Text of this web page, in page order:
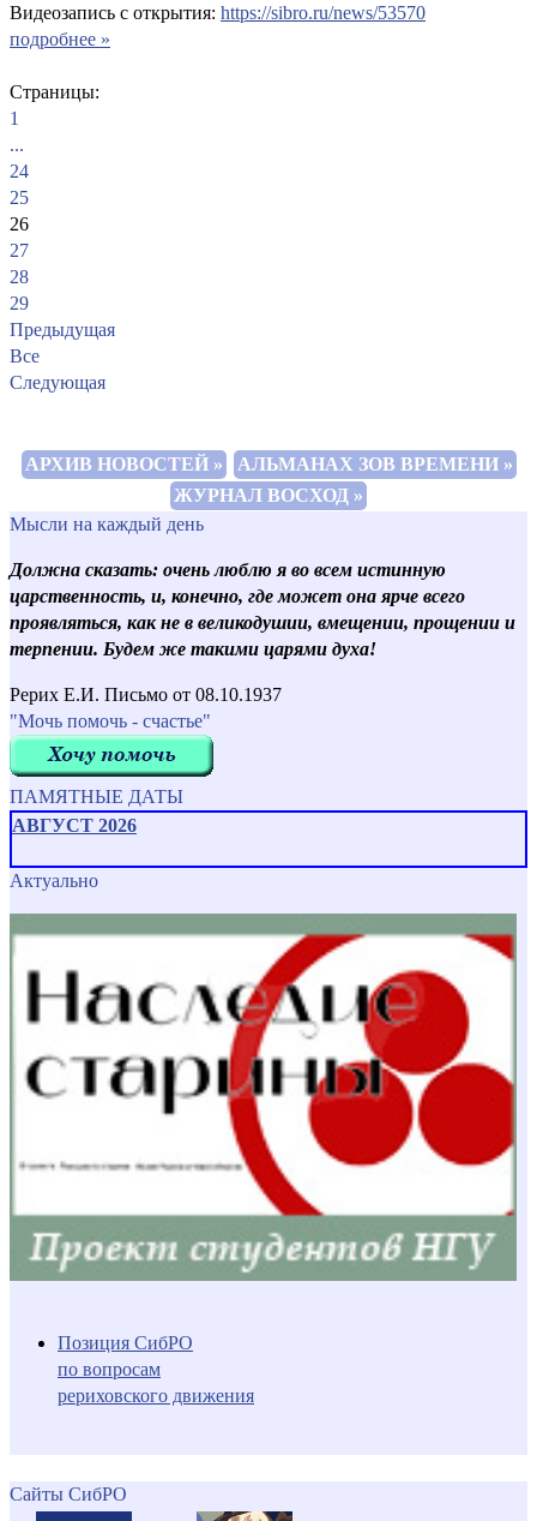
Видеозапись с открытия: https://sibro.ru/news/53570
подробнее »
Страницы:
1
...
24
25
26
27
28
29
Предыдущая
Все
Следующая
АРХИВ НОВОСТЕЙ »
АЛЬМАНАХ ЗОВ ВРЕМЕНИ »
ЖУРНАЛ ВОСХОД »
Мысли на каждый день
Должна сказать: очень люблю я во всем истинную
царственность, и, конечно, где может она ярче всего
проявляться, как не в великодушии, вмещении, прощении и
терпении. Будем же такими царями духа!
Рерих Е.И. Письмо от 08.10.1937
"Мочь помочь - счастье"
ПАМЯТНЫЕ ДАТЫ
АВГУСТ 2026
Актуально
Позиция СибРО
по вопросам
рериховского движения
Сайты СибРО